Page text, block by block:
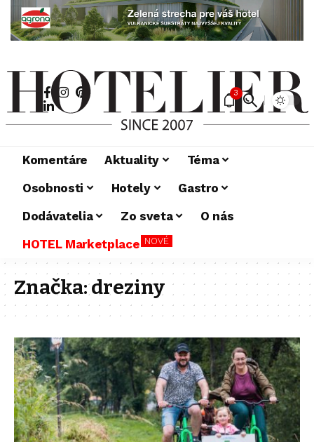
3
Komentáre Aktuality
Téma
Osobnosti
Hotely
Gastro
Dodávatelia
Zo sveta
O nás
HOTEL Marketplace NOVÉ
Značka:dreziny